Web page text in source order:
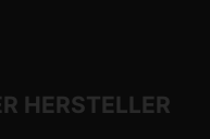
HERSTELLER